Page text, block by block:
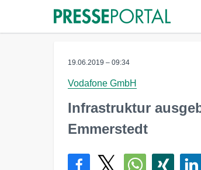
19.06.2019 – 09:34
Vodafone GmbH
Infrastruktur
Emmerstedt